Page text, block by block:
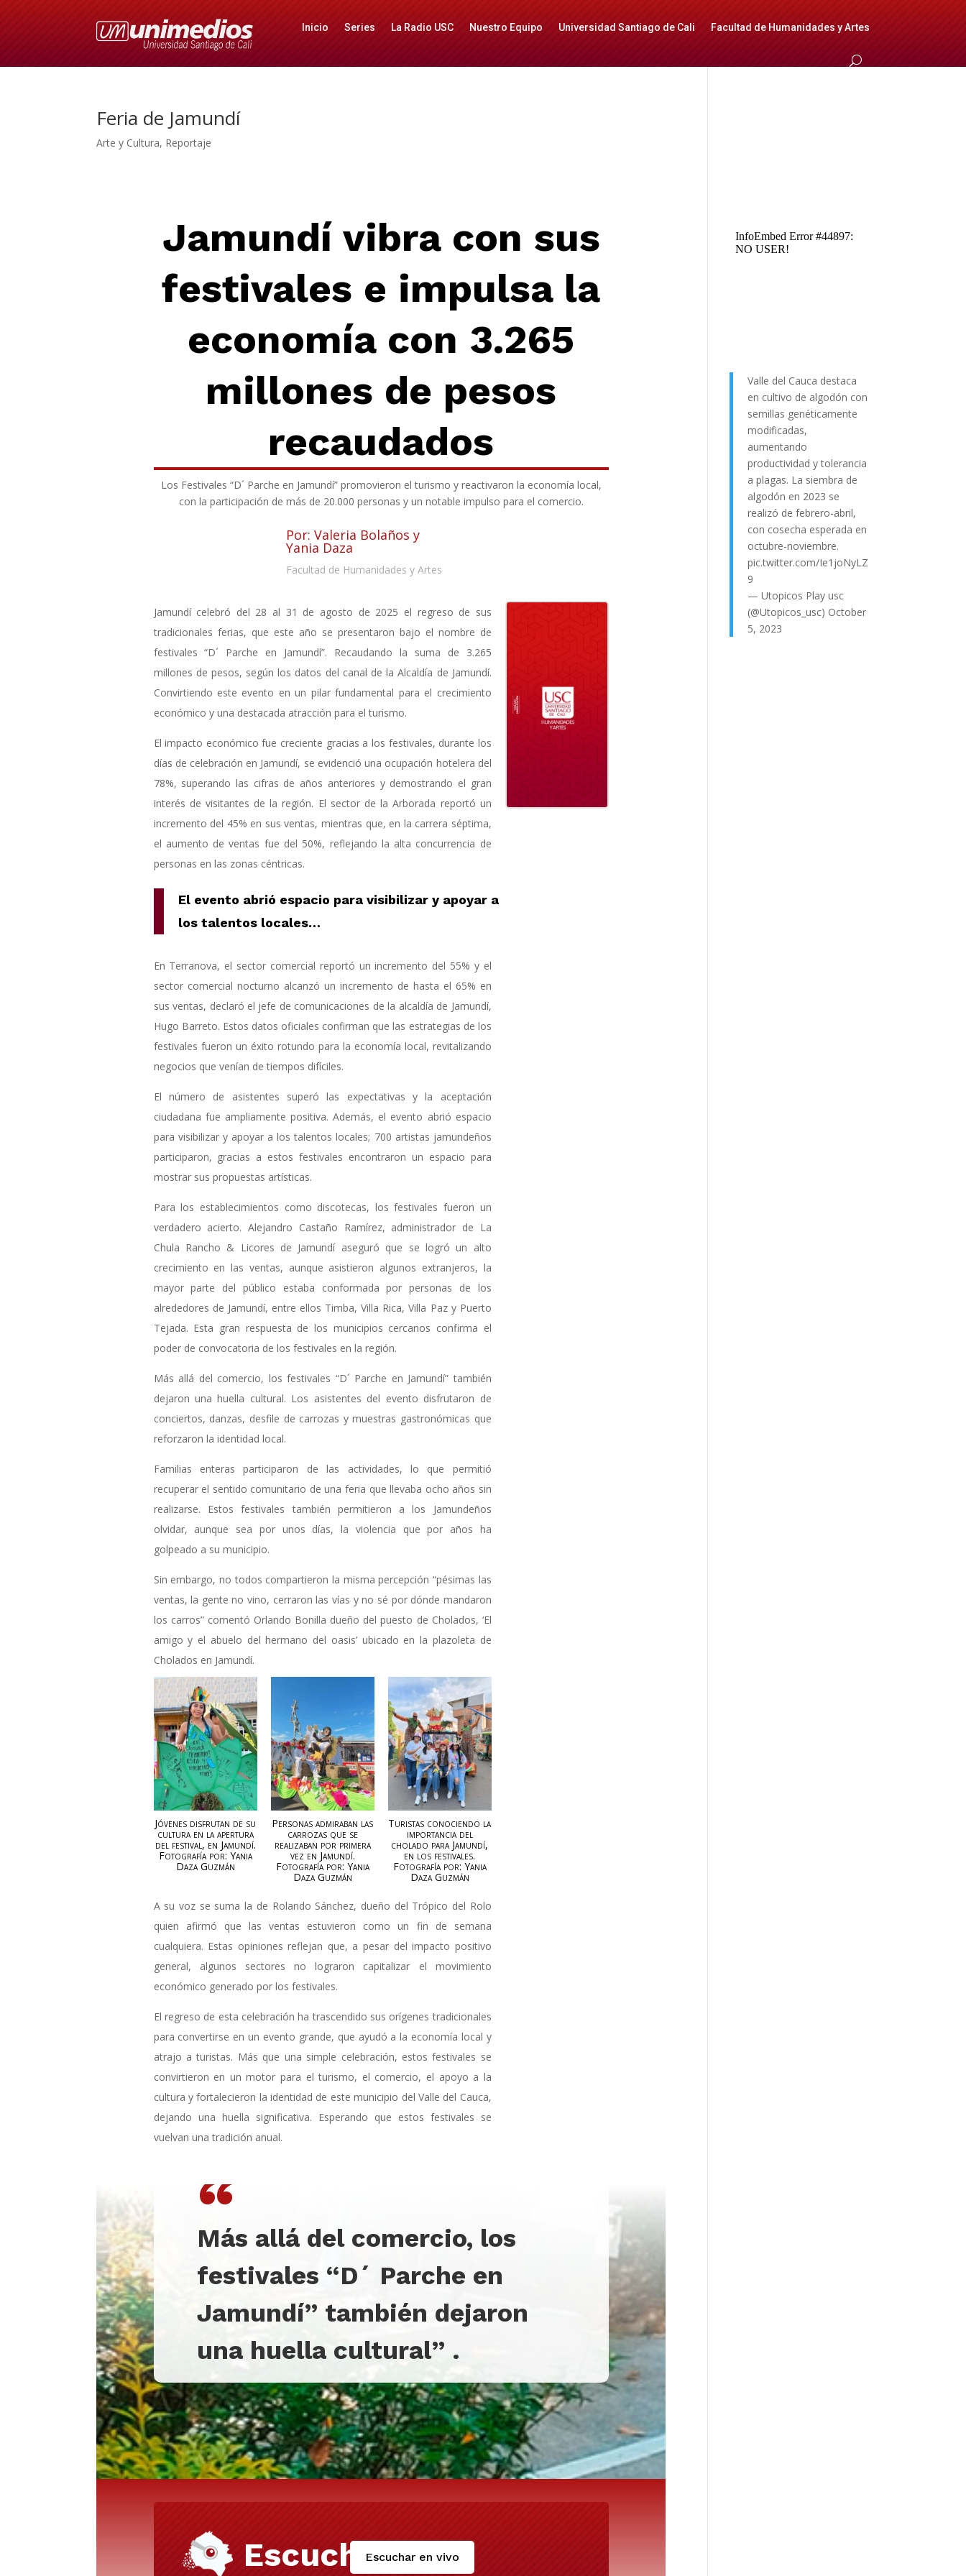
Inicio Series La Radio USC Nuestro Equipo Universidad Santiago de Cali Facultad de Humanidades y Artes
Feria de Jamundí
Arte y Cultura, Reportaje
Jamundí vibra con sus
festivales e impulsa la
economía con 3.265
millones de pesos
recaudados
Los Festivales “D´ Parche en Jamundí” promovieron el turismo y reactivaron la economía local,
con la participación de más de 20.000 personas y un notable impulso para el comercio.
Por: Valeria Bolaños y
Yania Daza
Facultad de Humanidades y Artes
Jamundí celebró del 28 al 31 de agosto de 2025 el regreso de sus
tradicionales ferias, que este año se presentaron bajo el nombre de
festivales “D´ Parche en Jamundí”. Recaudando la suma de 3.265
millones de pesos, según los datos del canal de la Alcaldía de Jamundí.
Convirtiendo este evento en un pilar fundamental para el crecimiento
económico y una destacada atracción para el turismo.
El impacto económico fue creciente gracias a los festivales, durante los
días de celebración en Jamundí, se evidenció una ocupación hotelera del
78%, superando las cifras de años anteriores y demostrando el gran
interés de visitantes de la región. El sector de la Arborada reportó un
incremento del 45% en sus ventas, mientras que, en la carrera séptima,
el aumento de ventas fue del 50%, reflejando la alta concurrencia de
personas en las zonas céntricas.
El evento abrió espacio para visibilizar y apoyar a
los talentos locales…
En Terranova, el sector comercial reportó un incremento del 55% y el
sector comercial nocturno alcanzó un incremento de hasta el 65% en
sus ventas, declaró el jefe de comunicaciones de la alcaldía de Jamundí,
Hugo Barreto. Estos datos oficiales confirman que las estrategias de los
festivales fueron un éxito rotundo para la economía local, revitalizando
negocios que venían de tiempos difíciles.
El número de asistentes superó las expectativas y la aceptación
ciudadana fue ampliamente positiva. Además, el evento abrió espacio
para visibilizar y apoyar a los talentos locales; 700 artistas jamundeños
participaron, gracias a estos festivales encontraron un espacio para
mostrar sus propuestas artísticas.
Para los establecimientos como discotecas, los festivales fueron un
verdadero acierto. Alejandro Castaño Ramírez, administrador de La
Chula Rancho & Licores de Jamundí aseguró que se logró un alto
crecimiento en las ventas, aunque asistieron algunos extranjeros, la
mayor parte del público estaba conformada por personas de los
alrededores de Jamundí, entre ellos Timba, Villa Rica, Villa Paz y Puerto
Tejada. Esta gran respuesta de los municipios cercanos confirma el
poder de convocatoria de los festivales en la región.
Más allá del comercio, los festivales “D´ Parche en Jamundí” también
dejaron una huella cultural. Los asistentes del evento disfrutaron de
conciertos, danzas, desfile de carrozas y muestras gastronómicas que
reforzaron la identidad local.
Familias enteras participaron de las actividades, lo que permitió
recuperar el sentido comunitario de una feria que llevaba ocho años sin
realizarse. Estos festivales también permitieron a los Jamundeños
olvidar, aunque sea por unos días, la violencia que por años ha
golpeado a su municipio.
Sin embargo, no todos compartieron la misma percepción “pésimas las
ventas, la gente no vino, cerraron las vías y no sé por dónde mandaron
los carros” comentó Orlando Bonilla dueño del puesto de Cholados, ‘El
amigo y el abuelo del hermano del oasis’ ubicado en la plazoleta de
Cholados en Jamundí.
Jóvenes disfrutan de su
cultura en la apertura
del festival, en Jamundí.
Fotografía por: Yania
Daza Guzmán
Personas admiraban las
carrozas que se
realizaban por primera
vez en Jamundí.
Fotografía por: Yania
Daza Guzmán
Turistas conociendo la
importancia del
cholado para Jamundí,
en los festivales.
Fotografía por: Yania
Daza Guzmán
A su voz se suma la de Rolando Sánchez, dueño del Trópico del Rolo
quien afirmó que las ventas estuvieron como un fin de semana
cualquiera. Estas opiniones reflejan que, a pesar del impacto positivo
general, algunos sectores no lograron capitalizar el movimiento
económico generado por los festivales.
El regreso de esta celebración ha trascendido sus orígenes tradicionales
para convertirse en un evento grande, que ayudó a la economía local y
atrajo a turistas. Más que una simple celebración, estos festivales se
convirtieron en un motor para el turismo, el comercio, el apoyo a la
cultura y fortalecieron la identidad de este municipio del Valle del Cauca,
dejando una huella significativa. Esperando que estos festivales se
vuelvan una tradición anual.
“
Más allá del comercio, los
festivales “D´ Parche en
Jamundí” también dejaron
una huella cultural” .
EscuchaEscuchar en vivo
Valle del Cauca destaca
en cultivo de algodón con
semillas genéticamente
modificadas,
aumentando
productividad y tolerancia
a plagas. La siembra de
algodón en 2023 se
realizó de febrero-abril,
con cosecha esperada en
octubre-noviembre.
pic.twitter.com/Ie1joNyLZ
9
— Utopicos Play usc
(@Utopicos_usc) October
5, 2023